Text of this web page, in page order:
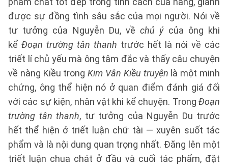
được sự đồng tình sâu sắc của mọi người. Nói về
tư tưởng của Nguyễn Du, vềchủ ýcủa ông khi
kể Đoạn trường tân thanh trước hết là nói về các
triết lí chủ yếu mà ông tâm đắc và thấy câu chuyện
về nàng Kiều trongKim Vân Kiều truyện là một minh
chứng, ông thể hiện nó ở quan điểm đánh giá đối
với các sự kiện, nhân vật khi kể chuyện. Trong Đoạn
trường tân thanh, tư tưởng của Nguyễn Du trước
hết thể hiện ở triết luận chữ tài — xuyên suốt tác
phẩm và là nội dung quan trọng nhất. Đăng lên một
triết luận chua chát ở đầu và cuối tác phẩm, đặt